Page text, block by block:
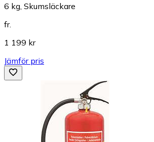
6 kg, Skumsläckare
fr.
1 199 kr
Jämför pris